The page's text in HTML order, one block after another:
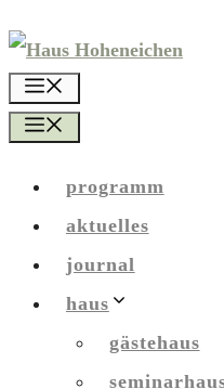
Zum
springen
programm
aktuelles
journal
haus
gästehaus